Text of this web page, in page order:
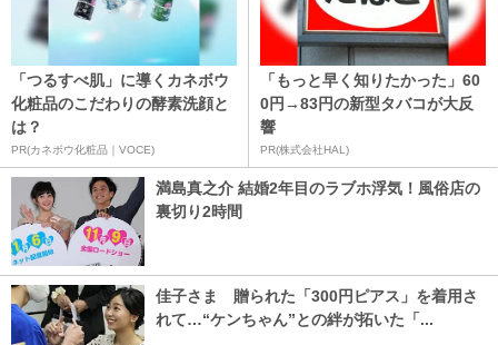
「つるすべ肌」に導くカネボウ
化粧品のこだわりの酵素洗顔と
は？
PR(カネボウ化粧品｜VOCE)
「もっと早く知りたかった」60
0円→83円の新型タバコが大反
響
PR(株式会社HAL)
満島真之介 結婚2年目のラブホ浮気！風俗店の
裏切り2時間
佳子さま 贈られた「300円ピアス」を着用さ
れて…“ケンちゃん”との絆が拓いた「...